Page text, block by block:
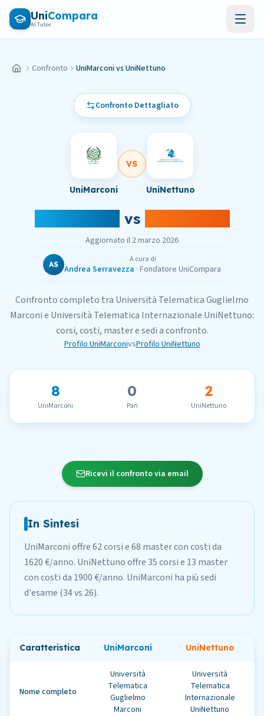
Vai al contenuto principale
UniCompara
AI Tutor
Home Confronto UniMarconi vs UniNettuno
Confronto Dettagliato
UniMarconi
VS
UniNettuno
vs
Aggiornato il 2 marzo 2026
AS
A cura di
Andrea Serravezza · Fondatore UniCompara
Confronto completo tra Università Telematica Guglielmo
Marconie Università Telematica Internazionale UniNettuno:
corsi, costi, master e sedi a confronto.
ProfiloUniMarconivsProfiloUniNettuno
8
UniMarconi
0
Pari
2
UniNettuno
Ricevi il confronto via email
In Sintesi
UniMarconi offre 62 corsi e 68 master con costi da
1620 €/anno. UniNettuno offre 35 corsi e 13 master
con costi da 1900 €/anno. UniMarconi ha più sedi
d'esame (34 vs 26).
Caratteristica UniMarconi UniNettuno
Nome completo
Università
Telematica
Guglielmo
Marconi
Università
Telematica
Internazionale
UniNettuno